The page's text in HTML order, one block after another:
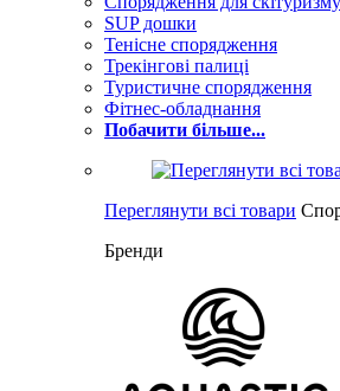
SUP дошки
Тенісне спорядження
Трекінгові палиці
Туристичне спорядження
Фітнес-обладнання
Побачити більше...
Переглянути всі товари
Бренди